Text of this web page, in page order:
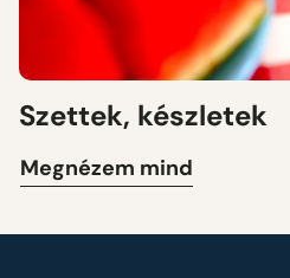
Szettek, készletek
Megnézem mind